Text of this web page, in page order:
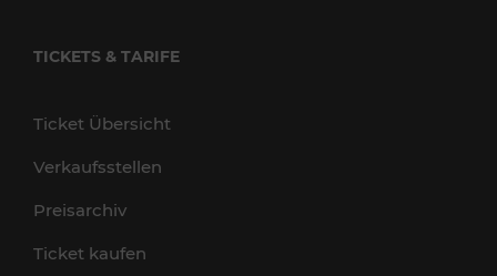
TICKETS & TARIFE
Ticket Übersicht
Verkaufsstellen
Preisarchiv
Ticket kaufen